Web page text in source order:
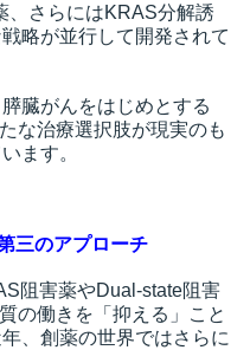
、さらにはKRAS分解誘
略が並行して開発されて
臓がんをはじめとする
な治療選択肢が現実のも
ます。
三のアプローチ
阻害薬やDual-state阻害
の働きを「抑える」こと
、創薬の世界ではさらに